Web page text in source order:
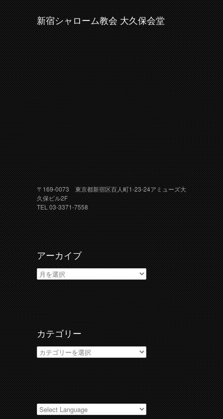
新宿シャローム教会 大久保会堂
〒169-0073 東京都新宿区百人町1-23-24アミューズ大
久保ビル2F
TEL 03-3371-7558
アーカイブ
ア
ー
カ
イ
ブ
カテゴリー
カ
テ
ゴ
リ
ー